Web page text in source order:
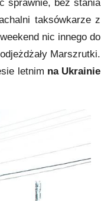
sprawnie, bez stania
taksówkarze z
nic innego do
Marszrutki.
letnim na Ukrainie